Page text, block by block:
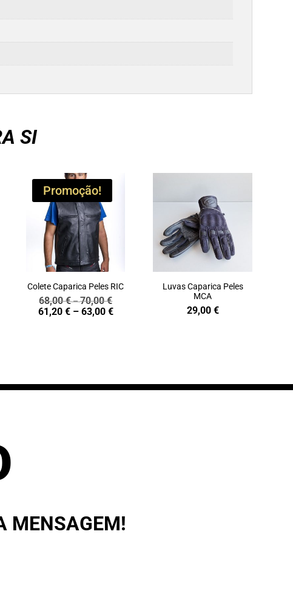
SI
Promoção!
Colete Caparica Peles RIC
68,00€–70,00€Price
range:
61,20 € – 63,00 €Price
Luvas Caparica Peles
MCA
29,00 €
MENSAGEM!